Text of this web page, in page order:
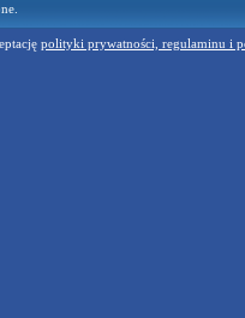
polityki prywatności, regulaminu i